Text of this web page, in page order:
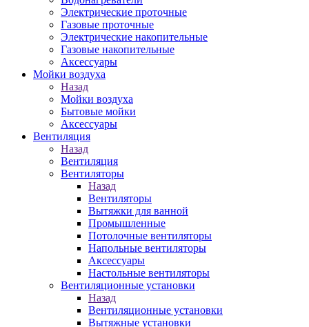
Электрические проточные
Газовые проточные
Электрические накопительные
Газовые накопительные
Аксессуары
Мойки воздуха
Назад
Мойки воздуха
Бытовые мойки
Аксессуары
Вентиляция
Назад
Вентиляция
Вентиляторы
Назад
Вентиляторы
Вытяжки для ванной
Промышленные
Потолочные вентиляторы
Напольные вентиляторы
Аксессуары
Настольные вентиляторы
Вентиляционные установки
Назад
Вентиляционные установки
Вытяжные установки